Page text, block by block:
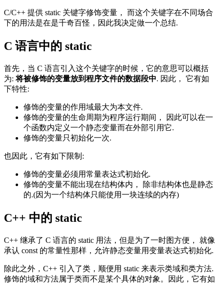
C/C++ 提供 static 关键字修饰变量， 而这个关键字在不同场合
下的用法是在是千奇百怪，因此我决定做一个总结.
C 语言中的 static
首先，当 C 语言引入这个关键字的时候，它的意思可以概括
为:将被修饰的变量放到程序文件的数据段中. 因此， 它有如
下特性:
修饰的变量的作用域最大为本文件.
修饰的变量的生命周期为程序运行期间， 因此可以在一
个函数内定义一个静态变量而在外部引用它.
修饰的变量只初始化一次.
也因此，它有如下限制:
修饰的变量必须用常量表达式初始化.
修饰的变量不能出现在结构体内， 除非结构体也是静态
的.(因为一个结构体只能使用一块连续的内存)
C++ 中的 static
C++ 继承了 C 语言的 static 用法，但是为了一时图方便， 就像
承认 const 的常量性那样，允许静态变量用变量表达式初始化.
除此之外，C++ 引入了类，顺便用 static 来表示类域和类方法.
修饰的域和方法属于类而不是某个具体的对象。因此，它有如